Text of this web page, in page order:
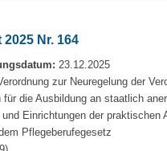
Nr. 164
23.12.2025
zur Neuregelung der
für die Ausbildung an staatlich
Einrichtungen der praktischen
Pflegeberufegesetz